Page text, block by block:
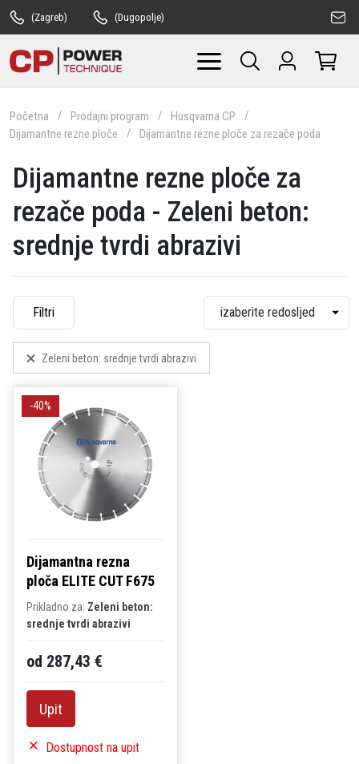
(Zagreb) (Dugopolje)
Početna Prodajni program
Husqvarna CP
Dijamantne rezne ploče
Dijamantne rezne ploče za rezače poda
Dijamantne rezne ploče za
rezače poda - Zeleni beton:
srednje tvrdi abrazivi
Filtri
Zeleni beton: srednje tvrdi abrazivi
Dijamantna rezna
ploča ELITE CUT F675
Prikladno za: Zeleni beton:
srednje tvrdi abrazivi
od 287,43 €
Upit
Dostupnost na upit
-40%